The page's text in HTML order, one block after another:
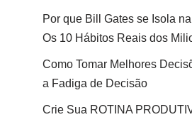
Por que Bill Gates se Isola na
Os 10 Hábitos Reais dos
Como Tomar Melhores
a Fadiga de Decisão
Crie Sua ROTINA